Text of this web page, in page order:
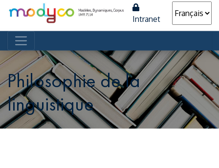
Intranet
Navigation principale
Philosophie de la
linguistique